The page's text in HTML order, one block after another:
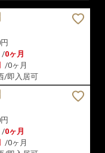
/0ヶ月
/0ヶ月
/即入居可
/0ヶ月
/0ヶ月